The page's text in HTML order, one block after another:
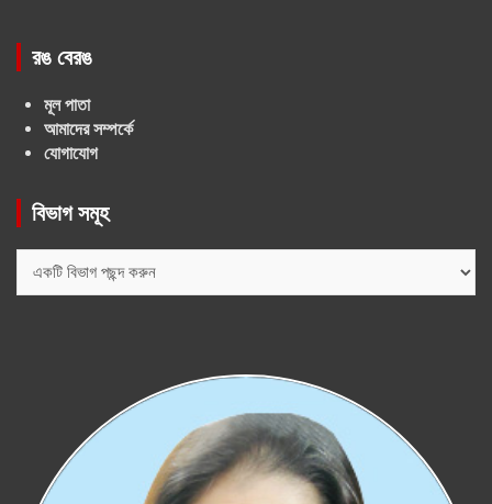
রঙ বেরঙ
মূল পাতা
আমাদের সম্পর্কে
যোগাযোগ
বিভাগ সমূহ